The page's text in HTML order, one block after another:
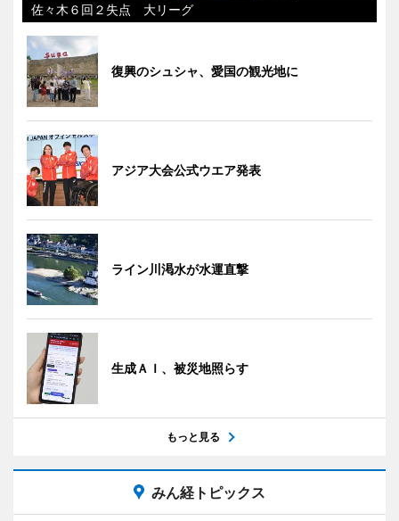
佐々木６回２失点 大リーグ
復興のシュシャ、愛国の観光地に
アジア大会公式ウエア発表
ライン川渇水が水運直撃
生成ＡＩ、被災地照らす
もっと見る
みん経トピックス